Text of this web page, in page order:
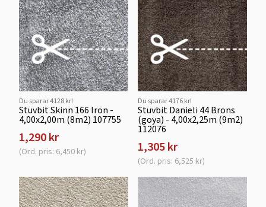
Du sparar 4128 kr!
Stuvbit Skinn 166 Iron -
4,00x2,00m (8m2) 107755
1,290 kr
(Ord. pris: 6,450 kr)
Du sparar 4176 kr!
Stuvbit Danieli 44 Brons
(goya) - 4,00x2,25m (9m2)
112076
1,305 kr
(Ord. pris: 6,525 kr)